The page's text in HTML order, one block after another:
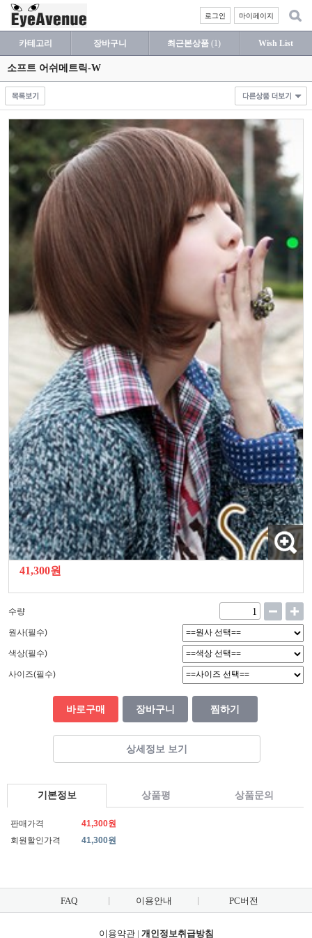
마이페이지
로그인
카테고리 장바구니 최근본상품 (1) Wish List
소프트 어쉬메트릭-W
41,300원
수량
원사(필수)
색상(필수)
사이즈(필수)
바로구매 장바구니 찜하기
상세정보 보기
기본정보 상품평 상품문의
판매가격
41,300원
회원할인가격
41,300원
FAQ 이용안내 PC버전
이용약관| 개인정보취급방침